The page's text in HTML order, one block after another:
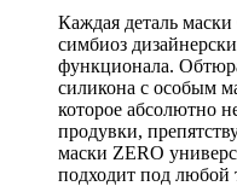
Каждая деталь
симбиоз
функционала.
силикона с особым
которое абсолютно
продувки,
маски ZERO
подходит под любой